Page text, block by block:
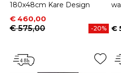
180x48cm Kare Design
Prijs
€ 460,00
Normale prijs
€ 575,00
-20% €